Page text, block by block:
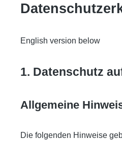
English version below
1. Datenschutz
Allgemeine
Die folgenden Hinweise